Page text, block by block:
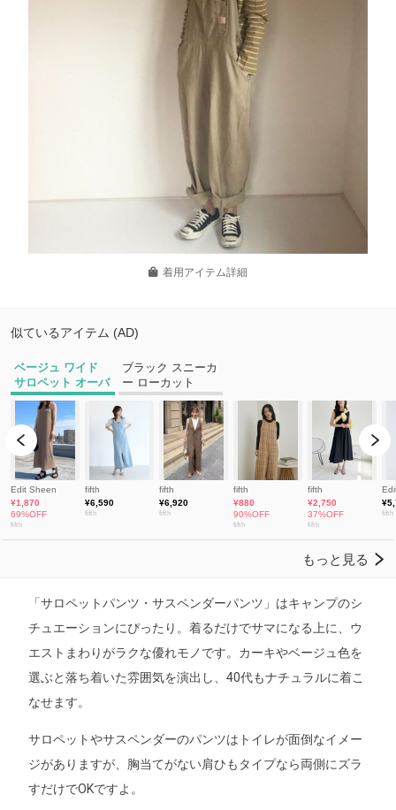
着用アイテム詳細
「サロペットパンツ・サスペンダーパンツ」はキャンプのシ
チュエーションにぴったり。着るだけでサマになる上に、ウ
エストまわりがラクな優れモノです。カーキやベージュ色を
選ぶと落ち着いた雰囲気を演出し、40代もナチュラルに着こ
なせます。
サロペットやサスペンダーのパンツはトイレが面倒なイメー
ジがありますが、胸当てがない肩ひもタイプなら両側にズラ
すだけでOKですよ。